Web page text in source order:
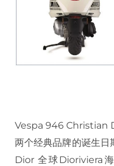
Vespa 946 Christian
两个经典品牌的诞生日
Dior 全球Dioriviera